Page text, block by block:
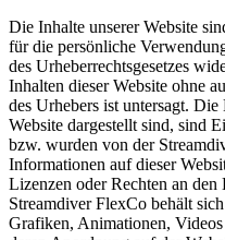
Die Inhalte unserer Website
für die persönliche
des Urheberrechtsgesetzes
Inhalten dieser Website ohne
des Urhebers ist untersagt.
Website dargestellt sind, sind
bzw. wurden von der
Informationen auf dieser
Lizenzen oder Rechten an
Streamdiver FlexCo behält
Grafiken, Animationen,